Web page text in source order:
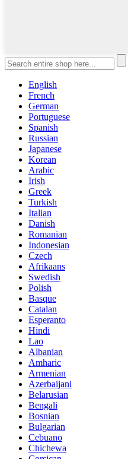
English
French
German
Portuguese
Spanish
Russian
Japanese
Korean
Arabic
Irish
Greek
Turkish
Italian
Danish
Romanian
Indonesian
Czech
Afrikaans
Swedish
Polish
Basque
Catalan
Esperanto
Hindi
Lao
Albanian
Amharic
Armenian
Azerbaijani
Belarusian
Bengali
Bosnian
Bulgarian
Cebuano
Chichewa